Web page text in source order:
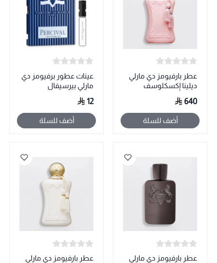
عطر بارفيومز دي مارلي
ديلينا إكسكلوسف
640
أضف للسلة
عينات عطور برفيومز دي
مارلي بيرسيفال
12
أضف للسلة
عطر بارفيومز دي مارلي
عطر بارفيومز دي مارلي